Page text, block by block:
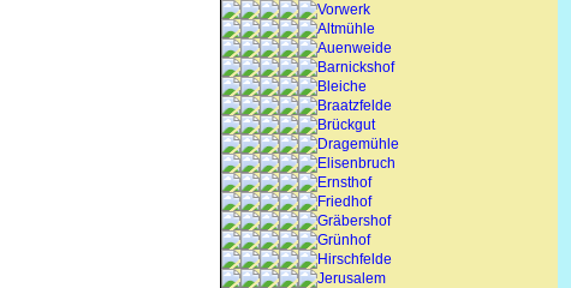
Vorwerk
Altmühle
Auenweide
Barnickshof
Bleiche
Braatzfelde
Brückgut
Dragemühle
Elisenbruch
Ernsthof
Friedhof
Gräbershof
Grünhof
Hirschfelde
Jerusalem